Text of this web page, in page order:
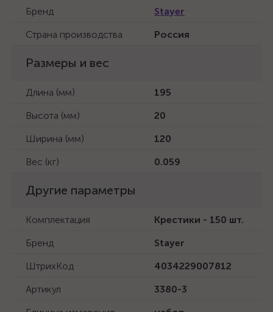
Бренд
Stayer
Страна производства
Россия
Размеры и вес
Длина (мм)
195
Высота (мм)
20
Ширина (мм)
120
Вес (кг)
0.059
Другие параметры
Комплектация
Крестики - 150 шт.
Бренд
Stayer
ШтрихКод
4034229007812
Артикул
3380-3